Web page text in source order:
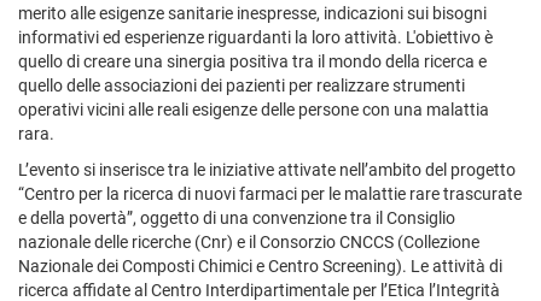
merito alle esigenze sanitarie inespresse, indicazioni sui bisogni
informativi ed esperienze riguardanti la loro attività. L'obiettivo è
quello di creare una sinergia positiva tra il mondo della ricerca e
quello delle associazioni dei pazienti per realizzare strumenti
operativi vicini alle reali esigenze delle persone con una malattia
rara.
L’evento si inserisce tra le iniziative attivate nell’ambito del progetto
“Centro per la ricerca di nuovi farmaci per le malattie rare trascurate
e della povertà”, oggetto di una convenzione tra il Consiglio
nazionale delle ricerche (Cnr) e il Consorzio CNCCS (Collezione
Nazionale dei Composti Chimici e Centro Screening). Le attività di
ricerca affidate al Centro Interdipartimentale per l’Etica l’Integrità